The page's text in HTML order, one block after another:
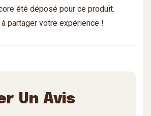
été déposé pour ce produit.
partager votre expérience !
Un Avis